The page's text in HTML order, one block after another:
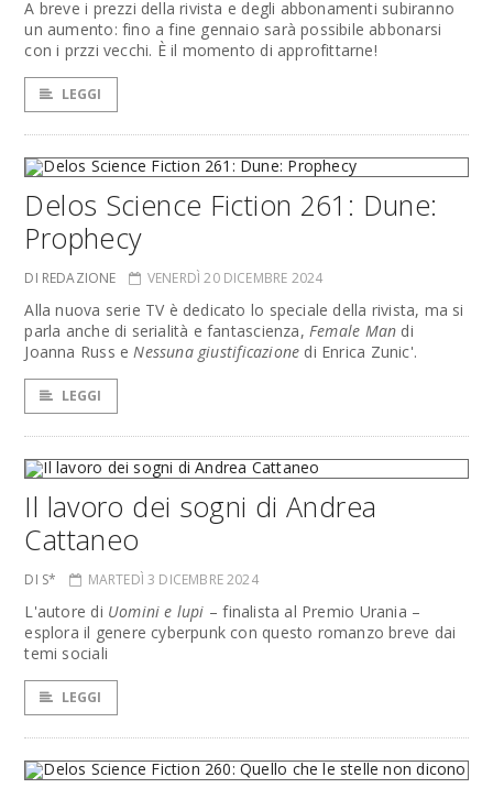
A breve i prezzi della rivista e degli abbonamenti subiranno
un aumento: fino a fine gennaio sarà possibile abbonarsi
con i przzi vecchi. È il momento di approfittarne!
LEGGI
Delos Science Fiction 261: Dune:
Prophecy
DI REDAZIONE VENERDÌ 20 DICEMBRE 2024
Alla nuova serie TV è dedicato lo speciale della rivista, ma si
parla anche di serialità e fantascienza,Female Man di
Joanna Russ eNessuna giustificazione di Enrica Zunic'.
LEGGI
Il lavoro dei sogni di Andrea
Cattaneo
DI S* MARTEDÌ 3 DICEMBRE 2024
L'autore di Uomini e lupi – finalista al Premio Urania –
esplora il genere cyberpunk con questo romanzo breve dai
temi sociali
LEGGI